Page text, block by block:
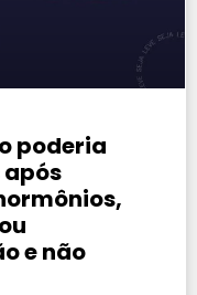
poderia
e não